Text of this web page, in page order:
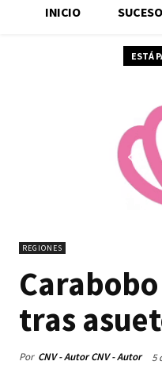
INICIO
ESTÁ
REGIONES
tras
Por CNV - Autor CNV - Autor 5